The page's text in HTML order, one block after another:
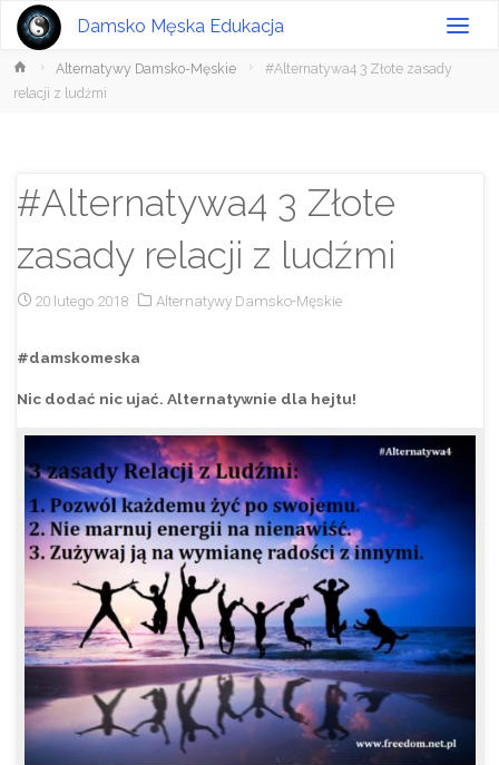
Damsko Męska Edukacja
Strona
główna
Alternatywy Damsko-Męskie
#Alternatywa4 3 Złote zasady
relacji z ludźmi
#Alternatywa4 3 Złote
zasady relacji z ludźmi
20 lutego 2018 Alternatywy Damsko-Męskie
#damskomeska
Nic dodać nic ujać. Alternatywnie dla hejtu!